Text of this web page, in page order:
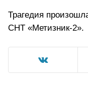
Трагедия
СНТ «Метизник-2».